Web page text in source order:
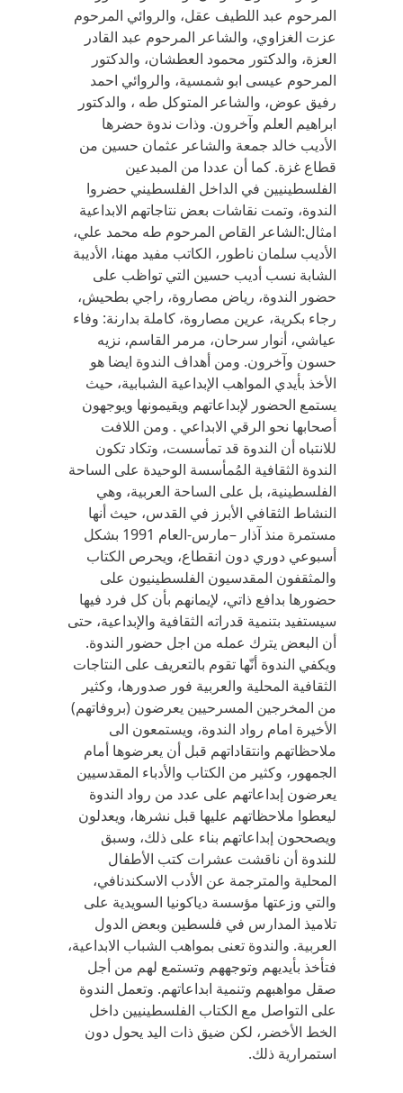
المرحوم عبد اللطيف عقل، والروائي المرحوم
عزت الغزاوي، والشاعر المرحوم عبد القادر
العزة، والدكتور محمود العطشان، والدكتور
المرحوم عيسى ابو شمسية، والروائي احمد
رفيق عوض، والشاعر المتوكل طه ، والدكتور
ابراهيم العلم وآخرون. وذات ندوة حضرها
الأديب خالد جمعة والشاعر عثمان حسين من
قطاع غزة. كما أن عددا من المبدعين
الفلسطينيين في الداخل الفلسطيني حضروا
الندوة، وتمت نقاشات بعض نتاجاتهم الابداعية
امثال:الشاعر القاص المرحوم طه محمد علي،
الأديب سلمان ناطور، الكاتب مفيد مهنا، الأديبة
الشابة نسب أديب حسين التي تواظب على
حضور الندوة، رياض مصاروة، راجي بطحيش،
رجاء بكرية، عرين مصاروة، كاملة بدارنة: وفاء
عياشي، أنوار سرحان، مرمر القاسم، نزيه
حسون وآخرون. ومن أهداف الندوة ايضا هو
الأخذ بأيدي المواهب الإبداعية الشبابية، حيث
يستمع الحضور لإبداعاتهم ويقيمونها ويوجهون
أصحابها نحو الرقي الابداعي . ومن اللافت
للانتباه أن الندوة قد تمأسست، وتكاد تكون
الندوة الثقافية المُمأسسة الوحيدة على الساحة
الفلسطينية، بل على الساحة العربية، وهي
النشاط الثقافي الأبرز في القدس، حيث أنها
مستمرة منذ آذار –مارس-العام 1991 بشكل
أسبوعي دوري دون انقطاع، ويحرص الكتاب
والمثقفون المقدسيون الفلسطينيون على
حضورها بدافع ذاتي، لإيمانهم بأن كل فرد فيها
سيستفيد بتنمية قدراته الثقافية والإبداعية، حتى
أن البعض يترك عمله من اجل حضور الندوة.
ويكفي الندوة أنّها تقوم بالتعريف على النتاجات
الثقافية المحلية والعربية فور صدورها، وكثير
من المخرجين المسرحيين يعرضون (بروفاتهم)
الأخيرة امام رواد الندوة، ويستمعون الى
ملاحظاتهم وانتقاداتهم قبل أن يعرضوها أمام
الجمهور، وكثير من الكتاب والأدباء المقدسيين
يعرضون إبداعاتهم على عدد من رواد الندوة
ليعطوا ملاحظاتهم عليها قبل نشرها، ويعدلون
ويصححون إبداعاتهم بناء على ذلك، وسبق
للندوة أن ناقشت عشرات كتب الأطفال
المحلية والمترجمة عن الأدب الاسكندنافي،
والتي وزعتها مؤسسة دياكونيا السويدية على
تلاميذ المدارس في فلسطين وبعض الدول
العربية. والندوة تعنى بمواهب الشباب الابداعية،
فتأخذ بأيديهم وتوجههم وتستمع لهم من أجل
صقل مواهبهم وتنمية ابداعاتهم. وتعمل الندوة
على التواصل مع الكتاب الفلسطينيين داخل
الخط الأخضر، لكن ضيق ذات اليد يحول دون
استمرارية ذلك.